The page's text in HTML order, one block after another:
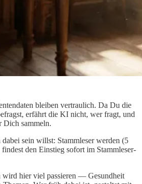
bleiben vertraulich. Da Du die
erfährt die KI nicht, wer fragt, und
Dich sammeln.
sein willst: Stammleser werden (5
den Einstieg sofort im Stammleser-
wird hier viel passieren — Gesundheit